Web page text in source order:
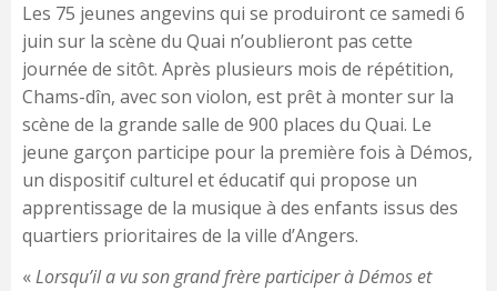
Les 75 jeunes angevins qui se produiront ce samedi 6
juin sur la scène du Quai n’oublieront pas cette
journée de sitôt. Après plusieurs mois de répétition,
Chams-dîn, avec son violon, est prêt à monter sur la
scène de la grande salle de 900 places du Quai. Le
jeune garçon participe pour la première fois à Démos,
un dispositif culturel et éducatif qui propose un
apprentissage de la musique à des enfants issus des
quartiers prioritaires de la ville d’Angers.
«Lorsqu’il a vu son grand frère participer à Démos et